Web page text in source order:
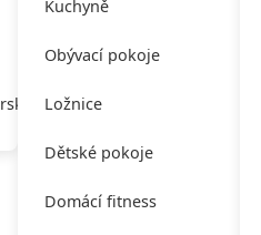
Kuchyně
Obývací pokoje
Ložnice
Dětské pokoje
Domácí fitness